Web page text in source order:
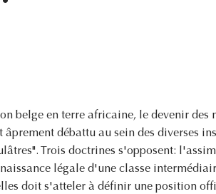
belge en terre africaine, le devenir des
débattu au sein des diverses
Trois doctrines s'opposent:
légale d'une classe
doit s'atteler à définir une position